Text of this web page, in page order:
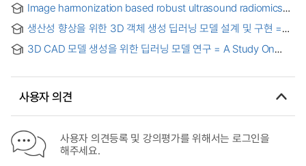
Image harmonization based robust ultrasound radiomics
technique for non-invasive myocardium tissue
characterization
생산성 향상을 위한 3D 객체 생성 딥러닝 모델 설계 및 구현 =
Deep learning model design of 3D object generation for
enhancing productivity
3D CAD 모델 생성을 위한 딥러닝 모델 연구 = A Study On
사용자 의견
사용자 의견등록 및 강의평가를 위해서는 로그인을
해주세요.